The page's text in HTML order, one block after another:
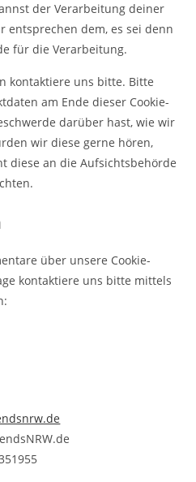
der Verarbeitung deiner
entsprechen dem, es sei denn
für die Verarbeitung.
kontaktiere uns bitte. Bitte
am Ende dieser Cookie-
darüber hast, wie wir
wir diese gerne hören,
diese an die Aufsichtsbehörde
über unsere Cookie-
kontaktiere uns bitte mittels